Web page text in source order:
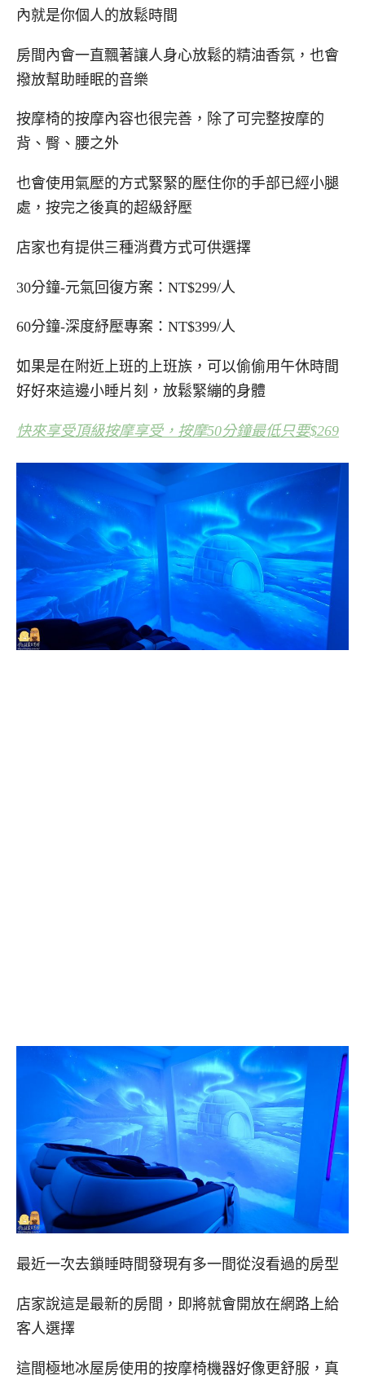
內就是你個人的放鬆時間
房間內會一直飄著讓人身心放鬆的精油香氛，也會
撥放幫助睡眠的音樂
按摩椅的按摩內容也很完善，除了可完整按摩的
背、臀、腰之外
也會使用氣壓的方式緊緊的壓住你的手部已經小腿
處，按完之後真的超級舒壓
店家也有提供三種消費方式可供選擇
30分鐘-元氣回復方案：NT$299/人
60分鐘-深度紓壓專案：NT$399/人
如果是在附近上班的上班族，可以偷偷用午休時間
好好來這邊小睡片刻，放鬆緊繃的身體
快來享受頂級按摩享受，按摩50分鐘最低只要$269
最近一次去鎖睡時間發現有多一間從沒看過的房型
店家說這是最新的房間，即將就會開放在網路上給
客人選擇
這間極地冰屋房使用的按摩椅機器好像更舒服，真